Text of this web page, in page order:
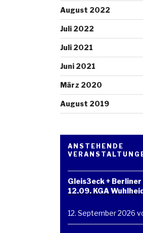
August 2022
Juli 2022
Juli 2021
Juni 2021
März 2020
August 2019
ANSTEHENDE
Gleis3eck + Berliner
12.09. KGA
12. September 2026